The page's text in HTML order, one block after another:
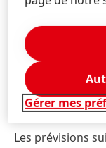
impact négatif
chiffre dans le
pourcentage
fourchette)
Les prévisions
Gérer mes